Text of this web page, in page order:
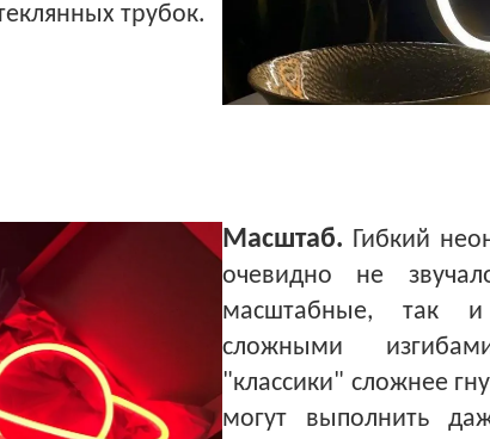
трубок.
Масштаб. Гибкий
очевидно не
масштабные, так
сложными
"классики" сложнее
могут выполнить